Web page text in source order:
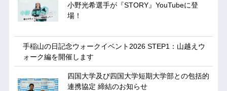
小野光希選手が『STORY』YouTubeに登
場！
手稲山の日記念ウォークイベント2026 STEP1：山越えウ
ォーク編を開催します
四国大学及び四国大学短期大学部との包括的
連携協定 締結のお知らせ